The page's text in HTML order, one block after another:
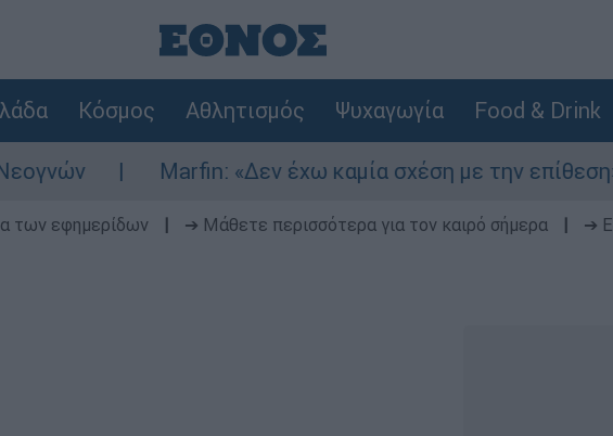
Κόσμος Αθλητισμός Ψυχαγωγία Food & Drink
Marfin: «Δεν έχω καμία σχέση με την επίθεση»
των εφημερίδων ➔ Μάθετε περισσότερα για τον καιρό σήμερα
➔